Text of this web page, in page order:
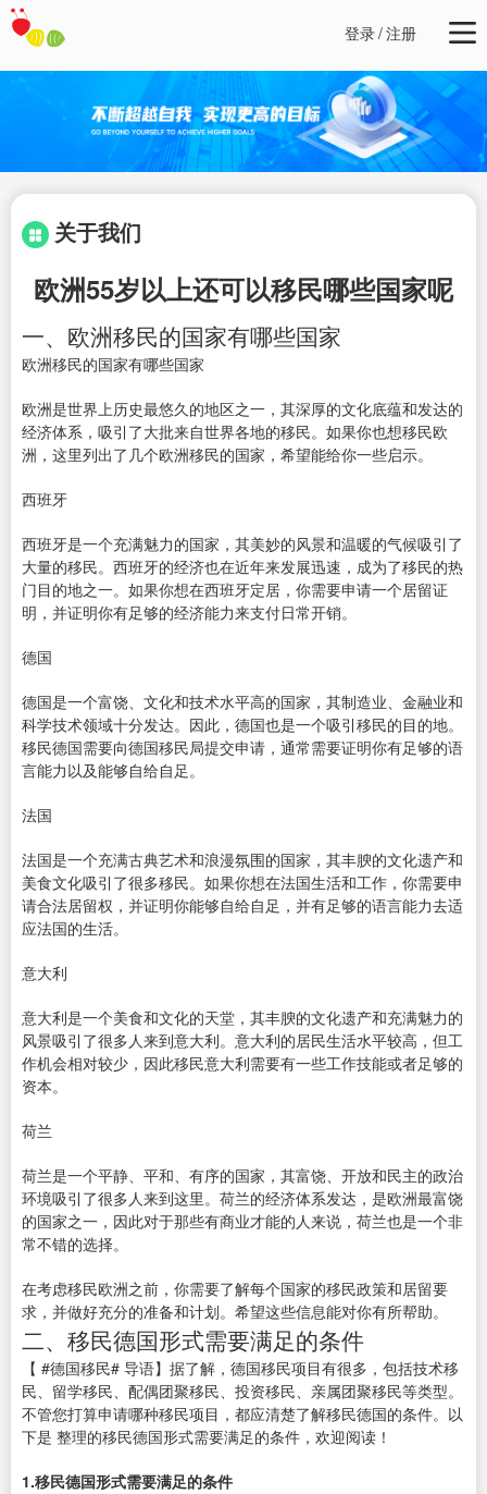
登录/注册
关于我们
欧洲55岁以上还可以移民哪些国家呢
一、欧洲移民的国家有哪些国家
欧洲移民的国家有哪些国家
欧洲是世界上历史最悠久的地区之一，其深厚的文化底蕴和发达的
经济体系，吸引了大批来自世界各地的移民。如果你也想移民欧
洲，这里列出了几个欧洲移民的国家，希望能给你一些启示。
西班牙
西班牙是一个充满魅力的国家，其美妙的风景和温暖的气候吸引了
大量的移民。西班牙的经济也在近年来发展迅速，成为了移民的热
门目的地之一。如果你想在西班牙定居，你需要申请一个居留证
明，并证明你有足够的经济能力来支付日常开销。
德国
德国是一个富饶、文化和技术水平高的国家，其制造业、金融业和
科学技术领域十分发达。因此，德国也是一个吸引移民的目的地。
移民德国需要向德国移民局提交申请，通常需要证明你有足够的语
言能力以及能够自给自足。
法国
法国是一个充满古典艺术和浪漫氛围的国家，其丰腴的文化遗产和
美食文化吸引了很多移民。如果你想在法国生活和工作，你需要申
请合法居留权，并证明你能够自给自足，并有足够的语言能力去适
应法国的生活。
意大利
意大利是一个美食和文化的天堂，其丰腴的文化遗产和充满魅力的
风景吸引了很多人来到意大利。意大利的居民生活水平较高，但工
作机会相对较少，因此移民意大利需要有一些工作技能或者足够的
资本。
荷兰
荷兰是一个平静、平和、有序的国家，其富饶、开放和民主的政治
环境吸引了很多人来到这里。荷兰的经济体系发达，是欧洲最富饶
的国家之一，因此对于那些有商业才能的人来说，荷兰也是一个非
常不错的选择。
在考虑移民欧洲之前，你需要了解每个国家的移民政策和居留要
求，并做好充分的准备和计划。希望这些信息能对你有所帮助。
二、移民德国形式需要满足的条件
【 #德国移民# 导语】据了解，德国移民项目有很多，包括技术移
民、留学移民、配偶团聚移民、投资移民、亲属团聚移民等类型。
不管您打算申请哪种移民项目，都应清楚了解移民德国的条件。以
下是 整理的移民德国形式需要满足的条件，欢迎阅读！
1.移民德国形式需要满足的条件